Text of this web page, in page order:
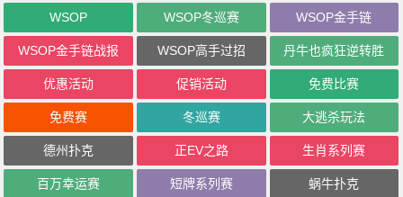
WSOP WSOP冬巡赛 WSOP金手链
WSOP金手链战报 WSOP高手过招 丹牛也疯狂逆转胜
优惠活动 促销活动 免费比赛
免费赛 冬巡赛 大逃杀玩法
德州扑克 正EV之路 生肖系列赛
百万幸运赛 短牌系列赛 蜗牛扑克